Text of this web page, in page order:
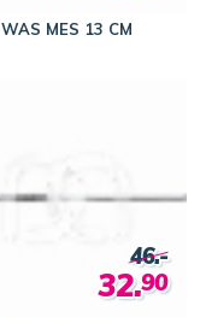
WAS MES 13 CM
46.-
32.90